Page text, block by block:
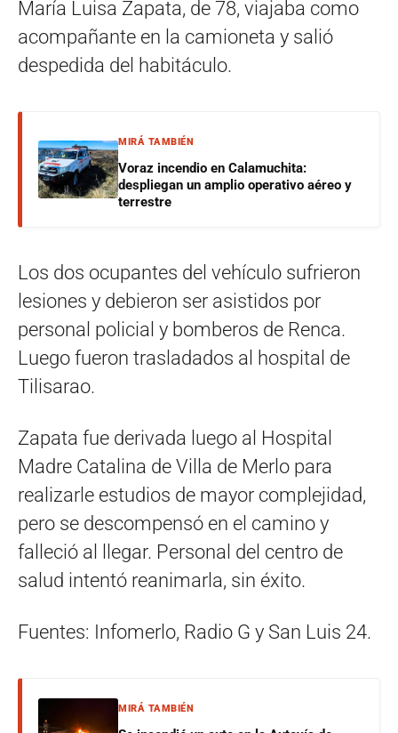
María Luisa Zapata, de 78, viajaba como
acompañante en la camioneta y salió
despedida del habitáculo.
MIRÁ TAMBIÉN
Voraz incendio en Calamuchita:
despliegan un amplio operativo aéreo y
terrestre
Los dos ocupantes del vehículo sufrieron
lesiones y debieron ser asistidos por
personal policial y bomberos de Renca.
Luego fueron trasladados al hospital de
Tilisarao.
Zapata fue derivada luego al Hospital
Madre Catalina de Villa de Merlo para
realizarle estudios de mayor complejidad,
pero se descompensó en el camino y
falleció al llegar. Personal del centro de
salud intentó reanimarla, sin éxito.
Fuentes: Infomerlo, Radio G y San Luis 24.
MIRÁ TAMBIÉN